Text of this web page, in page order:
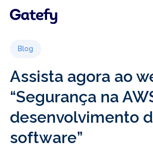
Blog
Assista agora ao
“Segurança na
desenvolvimento
software”